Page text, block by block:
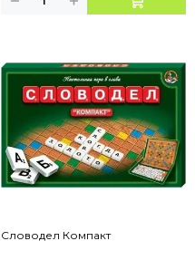
Словодел Компакт